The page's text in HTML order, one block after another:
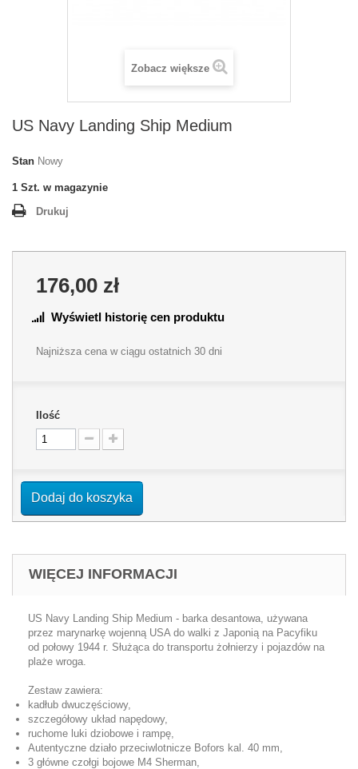
Zobacz większe
US Navy Landing Ship Medium
Stan Nowy
1 Szt. w magazynie
Drukuj
176,00 zł
Wyświetl historię cen produktu
Najniższa cena w ciągu ostatnich 30 dni
Ilość
Dodaj do koszyka
WIĘCEJ INFORMACJI
US Navy Landing Ship Medium - barka desantowa, używana
przez marynarkę wojenną USA do walki z Japonią na Pacyfiku
od połowy 1944 r. Służąca do transportu żołnierzy i pojazdów na
plaże wroga.
Zestaw zawiera:
kadłub dwuczęściowy,
szczegółowy układ napędowy,
ruchome luki dziobowe i rampę,
Autentyczne działo przeciwlotnicze Bofors kal. 40 mm,
3 główne czołgi bojowe M4 Sherman,